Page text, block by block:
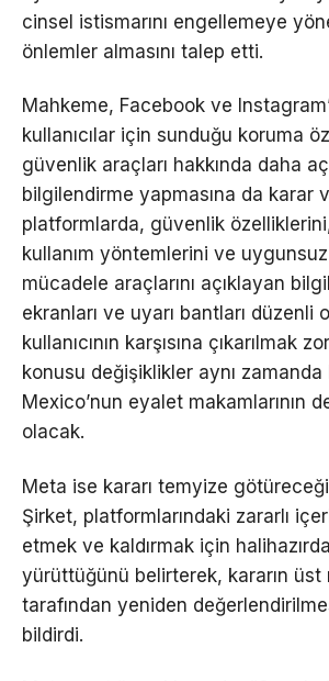
cinsel istismarını engellemeye
önlemler almasını talep etti.
Mahkeme, Facebook ve
kullanıcılar için sunduğu koruma
güvenlik araçları hakkında daha
bilgilendirme yapmasına da karar
platformlarda, güvenlik
kullanım yöntemlerini ve
mücadele araçlarını açıklayan
ekranları ve uyarı bantları düzenli
kullanıcının karşısına çıkarılmak
konusu değişiklikler aynı zamanda
Mexico’nun eyalet makamlarının
olacak.
Meta ise kararı temyize
Şirket, platformlarındaki zararlı
etmek ve kaldırmak için
yürüttüğünü belirterek, kararın üst
tarafından yeniden
bildirdi.